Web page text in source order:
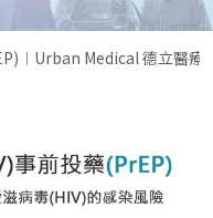
Medical 德立醫療